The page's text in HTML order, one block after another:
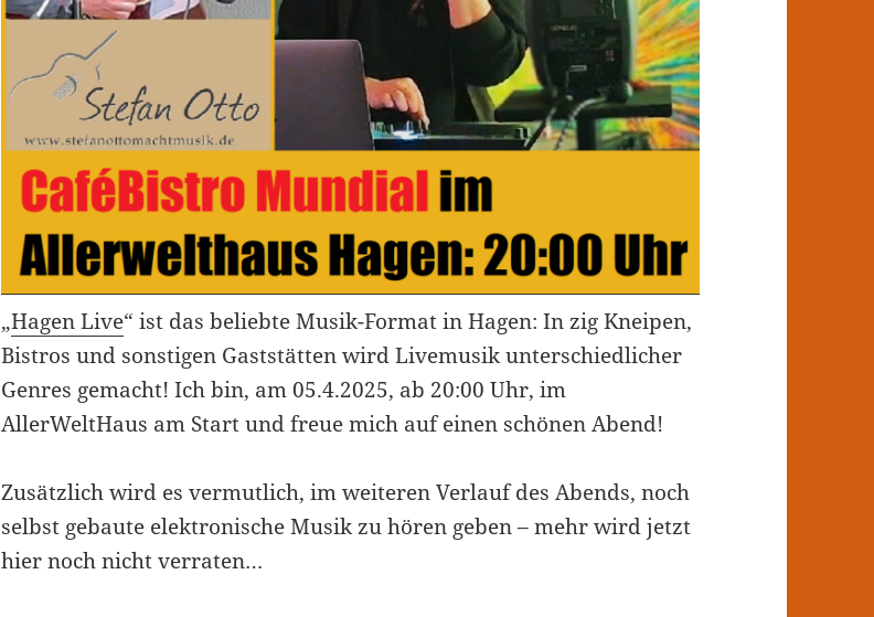
„Hagen Live“ ist das beliebte Musik-Format in Hagen: In zig Kneipen,
Bistros und sonstigen Gaststätten wird Livemusik unterschiedlicher
Genres gemacht! Ich bin, am 05.4.2025, ab 20:00 Uhr, im
AllerWeltHaus am Start und freue mich auf einen schönen Abend!
Zusätzlich wird es vermutlich, im weiteren Verlauf des Abends, noch
selbst gebaute elektronische Musik zu hören geben – mehr wird jetzt
hier noch nicht verraten…